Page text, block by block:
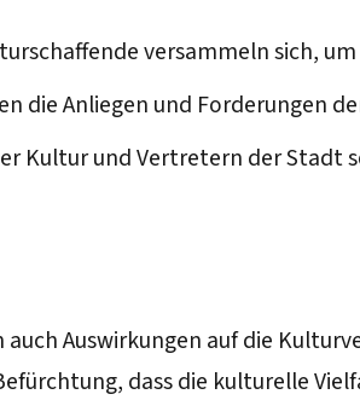
versammeln sich,
die Anliegen und Forderungen
Kultur und Vertretern der Stadt
Auswirkungen auf die
dass die kulturelle